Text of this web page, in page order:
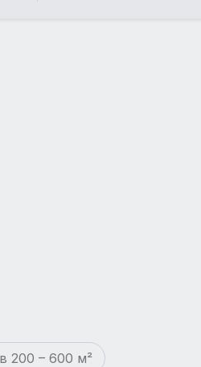
200 – 600 м²